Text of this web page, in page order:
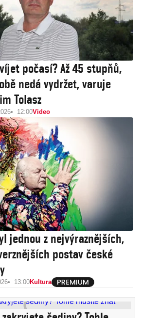
počasí? Až 45 stupňů,
nedá vydržet, varuje
Tolasz
12:00Video
jednou z nejvýraznějších,
postav české
13:00Kultura